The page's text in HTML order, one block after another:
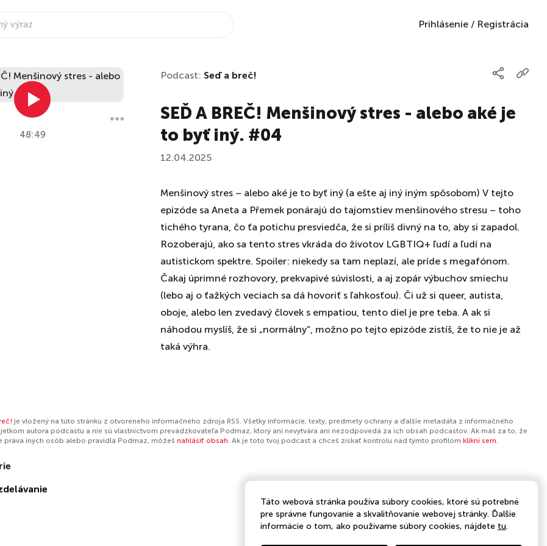
Prihlásenie / Registrácia
48:49
Podcast: Seď a breč!
SEĎ A BREČ! Menšinový stres - alebo aké je
to byť iný. #04
12.04.2025
Menšinový stres – alebo aké je to byť iný (a ešte aj iný iným spôsobom) V tejto
epizóde sa Aneta a Přemek ponárajú do tajomstiev menšinového stresu – toho
tichého tyrana, čo ťa potichu presviedča, že si príliš divný na to, aby si zapadol.
Rozoberajú, ako sa tento stres vkráda do životov LGBTIQ+ ľudí a ľudí na
autistickom spektre. Spoiler: niekedy sa tam neplazí, ale príde s megafónom.
Čakaj úprimné rozhovory, prekvapivé súvislosti, a aj zopár výbuchov smiechu
(lebo aj o ťažkých veciach sa dá hovoriť s ľahkosťou). Či už si queer, autista,
oboje, alebo len zvedavý človek s empatiou, tento diel je pre teba. A ak si
náhodou myslíš, že si „normálny“, možno po tejto epizóde zistíš, že to nie je až
taká výhra.
je vložený na túto stránku z otvoreného informačného zdroja RSS. Všetky informácie, texty, predmety ochrany a ďalšie metadáta z informačného
autora podcastu a nie sú vlastníctvom prevádzkovateľa Podmaz, ktorý ani nevytvára ani nezodpovedá za ich obsah podcastov. Ak máš za to, že
práva iných osôb alebo pravidlá Podmaz, môžeš nahlásiť obsah. Ak je toto tvoj podcast a chceš získať kontrolu nad týmto profilom klikni sem.
Táto webová stránka používa súbory cookies, ktoré sú potrebné
pre správne fungovanie a skvalitňovanie webovej stránky. Ďalšie
informácie o tom, ako používame súbory cookies, nájdete tu.